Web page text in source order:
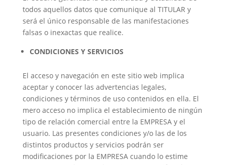
todos aquellos datos que comunique al TITULAR y
será el único responsable de las manifestaciones
falsas o inexactas que realice.
CONDICIONES Y SERVICIOS
El acceso y navegación en este sitio web implica
aceptar y conocer las advertencias legales,
condiciones y términos de uso contenidos en ella. El
mero acceso no implica el establecimiento de ningún
tipo de relación comercial entre la EMPRESA y el
usuario. Las presentes condiciones y/o las de los
distintos productos y servicios podrán ser
modificaciones por la EMPRESA cuando lo estime